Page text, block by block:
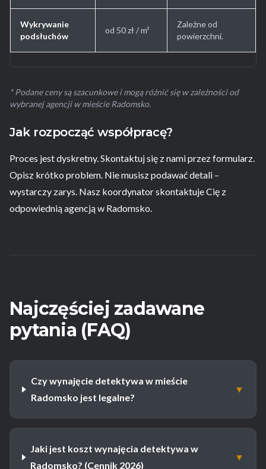
Wykrywanie
podsłuchów
od 50 zł / m²
Zależne od
powierzchni.
* Podane ceny są szacunkowe i mogą różnić się w zależności od
wybranej agencji w mieście Radomsko.
Jak rozpocząć współpracę?
Proces jest dyskretny. Skontaktuj się z nami przez formularz.
Opisz krótko problem. Nie musisz podawać detali –
wystarczy zarys. Nasz koordynator skontaktuje Cię z
odpowiednią agencją w Radomsko.
Najczęściej zadawane
pytania (FAQ)
Czy wynajęcie detektywa w mieście
Radomsko jest legalne?
▼
Jaki jest koszt wynajęcia detektywa w
Radomsko? (Cennik 2026)
▼